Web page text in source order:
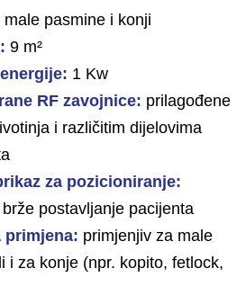
male pasmine i konji
9 m²
1 Kw
RF zavojnice: prilagođene
i različitim dijelovima
za pozicioniranje:
postavljanje pacijenta
primjenjiv za male
i za konje (npr. kopito, fetlock,